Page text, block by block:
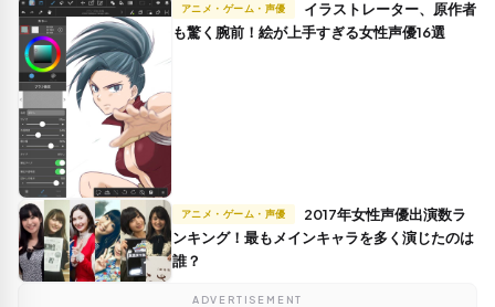
アニメ・ゲーム・声優
も驚く腕前！絵が上手すぎる女性声優16選
アニメ・ゲーム・声優
ンキング！最もメインキャラを多く演じたのは
誰？
ADVERTISEMENT